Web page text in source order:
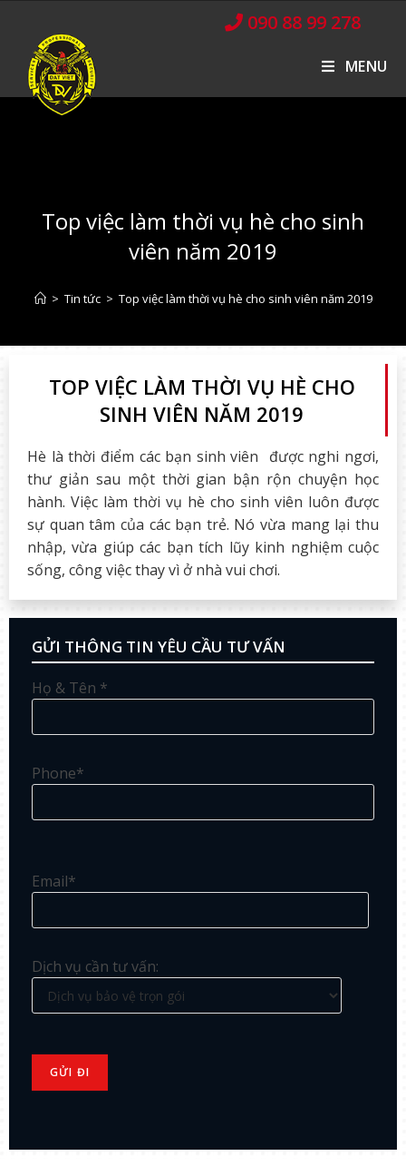
090 88 99 278
MENU
Top việc làm thời vụ hè cho sinh
viên năm 2019
> Tin tức > Top việc làm thời vụ hè cho sinh viên năm 2019
TOP VIỆC LÀM THỜI VỤ HÈ CHO
SINH VIÊN NĂM 2019
Hè là thời điểm các bạn sinh viên được nghi ngơi,
thư giản sau một thời gian bận rộn chuyện học
hành. Việc làm thời vụ hè cho sinh viên luôn được
sự quan tâm của các bạn trẻ. Nó vừa mang lại thu
nhập, vừa giúp các bạn tích lũy kinh nghiệm cuộc
sống, công việc thay vì ở nhà vui chơi.
GỬI THÔNG TIN YÊU CẦU TƯ VẤN
Họ & Tên *
Phone*
Email*
Dịch vụ cần tư vấn: